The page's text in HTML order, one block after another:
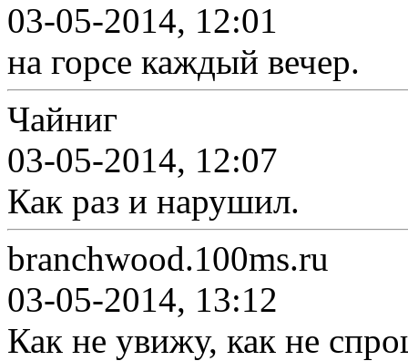
03-05-2014, 12:01
на горсе каждый вечер.
Чайниг
03-05-2014, 12:07
Как раз и нарушил.
branchwood.100ms.ru
03-05-2014, 13:12
Как не увижу, как не